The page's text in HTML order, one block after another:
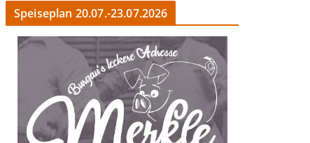
Speiseplan 20.07.-23.07.2026